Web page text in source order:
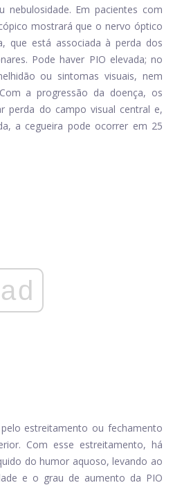
nebulosidade. Em pacientes com
mostrará que o nervo óptico
que está associada à perda dos
Pode haver PIO elevada; no
ou sintomas visuais, nem
a progressão da doença, os
perda do campo visual central e,
a cegueira pode ocorrer em 25
ad
estreitamento ou fechamento
Com esse estreitamento, há
do humor aquoso, levando ao
e o grau de aumento da PIO